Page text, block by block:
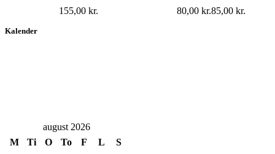
85,00 kr.
80,00 kr.
155,00 kr.
Kalender
august 2026
M
Ti O To F L
S